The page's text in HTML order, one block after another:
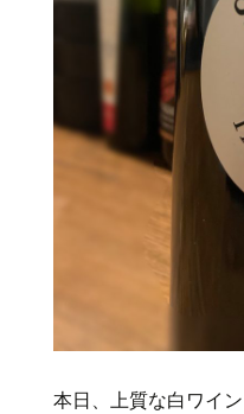
本日、上質な白ワイ